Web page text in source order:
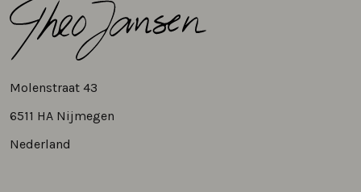
Molenstraat 43
6511 HA Nijmegen
Nederland